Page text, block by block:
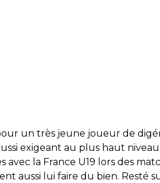
un très jeune joueur de
exigeant au plus haut
avec la France U19 lors des
aussi lui faire du bien. Resté